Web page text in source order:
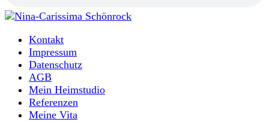
Nina-Carissima Schönrock
Moderatorin und Sprecherin
Kontakt
Impressum
Datenschutz
AGB
Mein Heimstudio
Referenzen
Meine Vita